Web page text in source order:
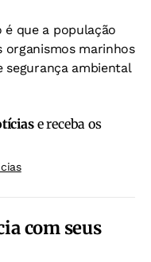
é que a população
organismos marinhos
segurança ambiental
e receba os
com seus